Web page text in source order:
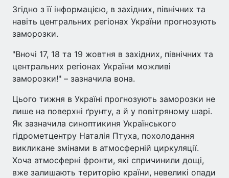
Згідно з її інформацією, в західних, північних та
навіть центральних регіонах України прогнозують
заморозки.
"Вночі 17, 18 та 19 жовтня в західних, північних та
центральних регіонах України можливі
заморозки!" – зазначила вона.
Цього тижня в Україні прогнозують заморозки не
лише на поверхні ґрунту, а й у повітряному шарі.
Як зазначила синоптикиня Українського
гідрометцентру Наталія Птуха, похолодання
викликане змінами в атмосферній циркуляції.
Хоча атмосферні фронти, які спричинили дощі,
вже залишають територію країни, невеликі опади